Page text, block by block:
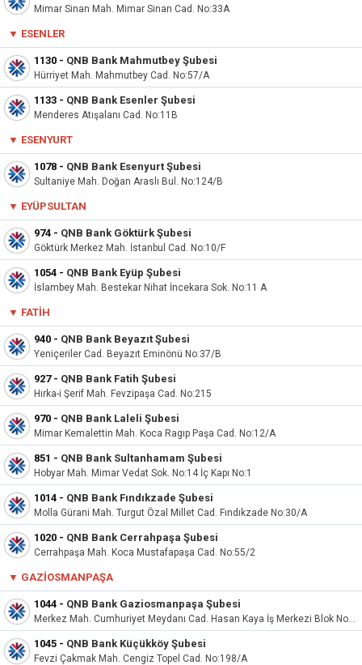
Mimar Sinan Mah. Mimar Sinan Cad. No:33A
▼ ESENLER
1130 - QNB Bank Mahmutbey Şubesi
Hürriyet Mah. Mahmutbey Cad. No:57/A
1133 - QNB Bank Esenler Şubesi
Menderes Atışalanı Cad. No:11B
▼ ESENYURT
1078 - QNB Bank Esenyurt Şubesi
Sultaniye Mah. Doğan Araslı Bul. No:124/B
▼ EYÜPSULTAN
974 - QNB Bank Göktürk Şubesi
Göktürk Merkez Mah. İstanbul Cad. No:10/F
1054 - QNB Bank Eyüp Şubesi
İslambey Mah. Bestekar Nihat İncekara Sok. No:11 A
▼ FATIH
940 - QNB Bank Beyazıt Şubesi
Yeniçeriler Cad. Beyazıt Eminönü No:37/B
927- QNB Bank Fatih Şubesi
Hırka-i Şerif Mah. Fevzipaşa Cad. No:215
970 - QNB Bank Laleli Şubesi
Mimar Kemalettin Mah. Koca Ragıp Paşa Cad. No:12/A
851 - QNB Bank Sultanhamam Şubesi
Hobyar Mah. Mimar Vedat Sok. No:14 İç Kapı No:1
1014 - QNB Bank Fındıkzade Şubesi
Molla Gürani Mah. Turgut Özal Millet Cad. Fındıkzade No:30/A
1020 - QNB Bank Cerrahpaşa Şubesi
Cerrahpaşa Mah. Koca Mustafapaşa Cad. No:55/2
▼ GAZIOSMANPAŞA
1044 - QNB Bank Gaziosmanpaşa Şubesi
Merkez Mah. Cumhuriyet Meydanı Cad. Hasan Kaya İş Merkezi Blok No:27A
1045 - QNB Bank Küçükköy Şubesi
Fevzi Çakmak Mah. Cengiz Topel Cad. No:198/A